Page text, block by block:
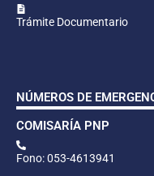
Trámite Documentario
NÚMEROS DE
COMISARÍA PNP
Fono: 053-4613941